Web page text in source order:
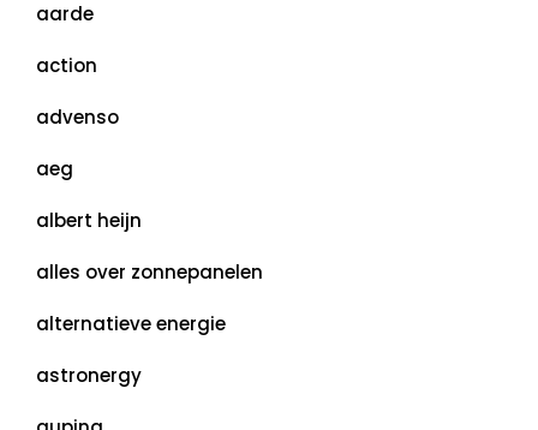
aarde
action
advenso
aeg
albert heijn
alles over zonnepanelen
alternatieve energie
astronergy